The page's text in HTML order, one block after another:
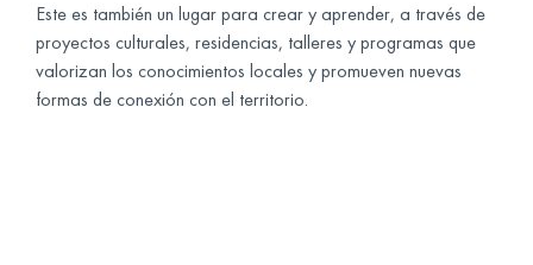
Este es también un lugar para crear y aprender, a través de
proyectos culturales, residencias, talleres y programas que
valorizan los conocimientos locales y promueven nuevas
formas de conexión con el territorio.